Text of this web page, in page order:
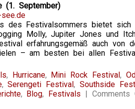
(1. September)
des Festivalsommers bietet
Molly, Jupiter Jones und
erfahrungsgemäß auch von
– am besten bei allen
, Hurricane, Mini Rock Festival,
,Serengeti Festival,Southside
, Blog, Festivals | Comments